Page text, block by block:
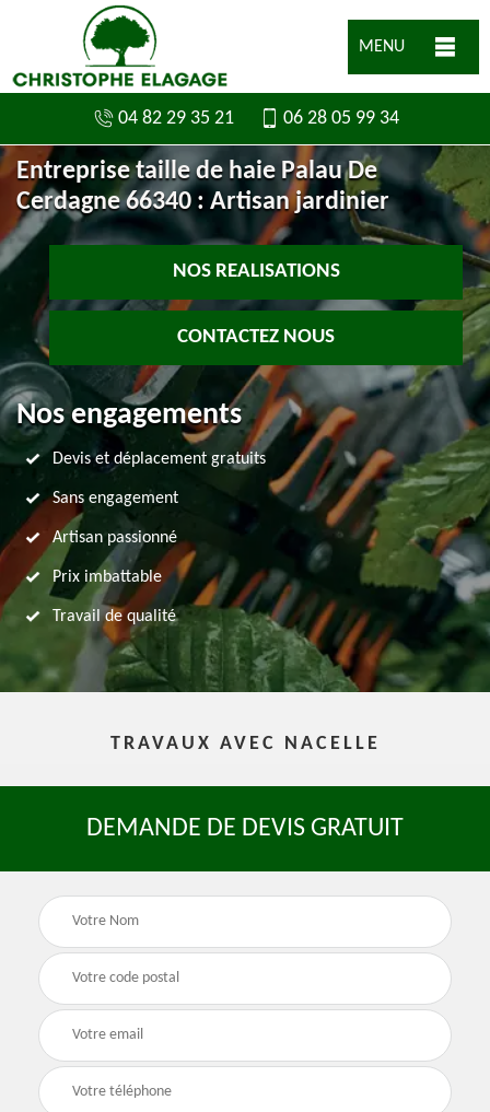
MENU
04 82 29 35 21 06 28 05 99 34
Entreprise taille de haie Palau De
Cerdagne 66340 : Artisan jardinier
NOS REALISATIONS
CONTACTEZ NOUS
Nos engagements
Devis et déplacement gratuits
Sans engagement
Artisan passionné
Prix imbattable
Travail de qualité
TRAVAUX AVEC NACELLE
DEMANDE DE DEVIS GRATUIT